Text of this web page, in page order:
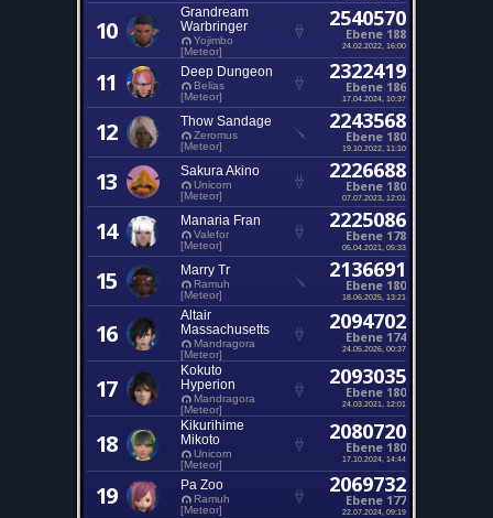
10
Grandream
Warbringer
Yojimbo
[Meteor]
2540570
Ebene 188
24.02.2022, 16:00
11 Deep Dungeon
Belias
[Meteor]
2322419
Ebene 186
17.04.2024, 10:37
12 Thow Sandage
Zeromus
[Meteor]
2243568
Ebene 180
19.10.2022, 11:10
13 Sakura Akino
Unicorn
[Meteor]
2226688
Ebene 180
07.07.2023, 12:01
14 Manaria Fran
Valefor
[Meteor]
2225086
Ebene 178
05.04.2021, 05:33
15 Marry Tr
Ramuh
[Meteor]
2136691
Ebene 180
18.06.2025, 13:21
16
Altair
Massachusetts
Mandragora
[Meteor]
2094702
Ebene 174
24.05.2026, 00:37
17
Kokuto
Hyperion
Mandragora
[Meteor]
2093035
Ebene 180
24.03.2021, 12:01
18
Kikurihime
Mikoto
Unicorn
[Meteor]
2080720
Ebene 180
17.10.2024, 14:44
19 Pa Zoo
Ramuh
[Meteor]
2069732
Ebene 177
22.07.2024, 09:19